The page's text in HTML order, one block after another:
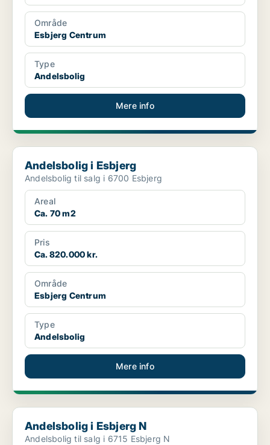
Område
Esbjerg Centrum
Type
Andelsbolig
Mere info
Andelsbolig i Esbjerg
Andelsbolig i Esbjerg
Andelsbolig til salg i 6700 Esbjerg
Areal
Ca. 70 m2
Pris
Ca. 820.000 kr.
Område
Esbjerg Centrum
Type
Andelsbolig
Mere info
Andelsbolig i Esbjerg N
Andelsbolig i Esbjerg N
Andelsbolig til salg i 6715 Esbjerg N